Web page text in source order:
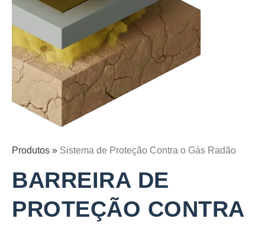
Produtos » Sistema de Proteção Contra o Gás Radão
BARREIRA DE
PROTEÇÃO CONTRA